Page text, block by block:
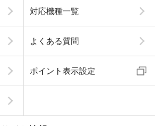
対応機種一覧
よくある質問
ポイント表示設定